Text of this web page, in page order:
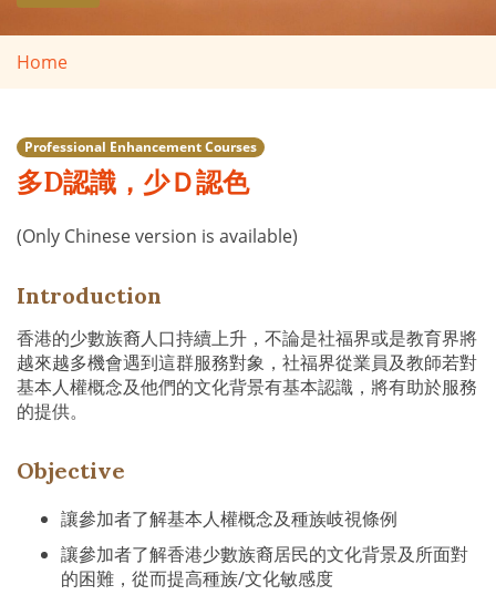
Home
Professional Enhancement Courses
多D認識，少Ｄ認色
(Only Chinese version is available)
Introduction
香港的少數族裔人口持續上升，不論是社福界或是教育界將
越來越多機會遇到這群服務對象，社福界從業員及教師若對
基本人權概念及他們的文化背景有基本認識，將有助於服務
的提供。
Objective
讓參加者了解基本人權概念及種族岐視條例
讓參加者了解香港少數族裔居民的文化背景及所面對
的困難，從而提高種族/文化敏感度